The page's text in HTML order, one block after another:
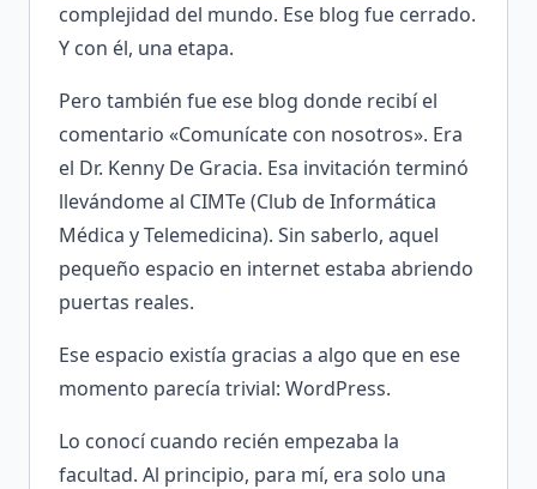
complejidad del mundo. Ese blog fue cerrado.
Y con él, una etapa.
Pero también fue ese blog donde recibí el
comentario «Comunícate con nosotros». Era
el Dr. Kenny De Gracia. Esa invitación terminó
llevándome al CIMTe (Club de Informática
Médica y Telemedicina). Sin saberlo, aquel
pequeño espacio en internet estaba abriendo
puertas reales.
Ese espacio existía gracias a algo que en ese
momento parecía trivial: WordPress.
Lo conocí cuando recién empezaba la
facultad. Al principio, para mí, era solo una